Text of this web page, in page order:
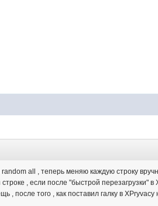
all , теперь меняю каждую строку
, если после "быстрой перезагрузки"
, после того , как поставил галку в